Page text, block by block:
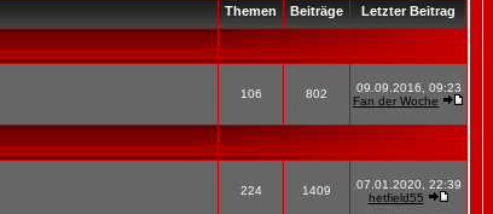
Themen Beiträge Letzter Beitrag
106 802
09.09.2016, 09:23
Fan der Woche
224 1409
07.01.2020, 22:39
hetfield55